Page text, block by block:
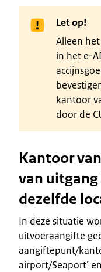
Let op!
Alleen
in het e-
kantoor
door de
Kantoor
van
dezelfde
In deze situatie
uitvoeraangifte
aangiftepunt/
airport/Seaport’